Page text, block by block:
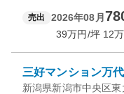
売出 2026年08月
39万円/坪 12
三好マンション万代
新潟県新潟市中央区